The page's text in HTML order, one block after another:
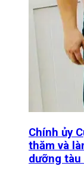
Chính ủy
thăm và
dưỡng tàu